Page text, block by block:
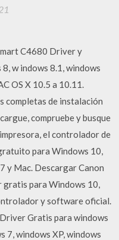
C4680 Driver y
w indows 8.1, windows
OS X 10.5 a 10.11.
de instalación
compruebe y busque
el controlador de
para Windows 10,
y Mac. Descargar Canon
gratis para Windows 10,
y software oficial.
Gratis para windows
7, windows XP, windows